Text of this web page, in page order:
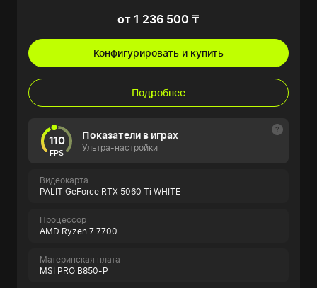
от 1 236 500 ₸
Конфигурировать и купить
Подробнее
110
FPS
Показатели в играх
Ультра-настройки
Видеокарта
PALIT GeForce RTX 5060 Ti WHITE
Процессор
AMD Ryzen 7 7700
Материнская плата
MSI PRO B850-P